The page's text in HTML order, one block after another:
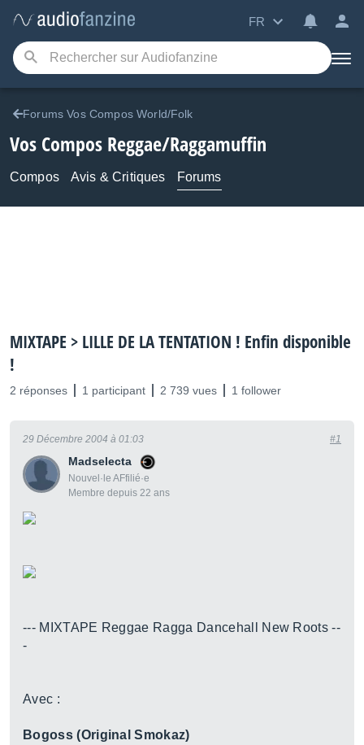
FR
Forums Vos Compos World/Folk
Vos Compos Reggae/Raggamuffin
Compos Avis & Critiques Forums
MIXTAPE > LILLE DE LA TENTATION ! Enfin disponible
!
2 réponses 1 participant 2 739 vues 1 follower
Madselecta
Nouvel·le AFfilié·e
Membre depuis 22 ans
29 Décembre 2004 à 01:03 #1
--- MIXTAPE Reggae Ragga Dancehall New Roots --
-
Avec :
Bogoss (Original Smokaz)